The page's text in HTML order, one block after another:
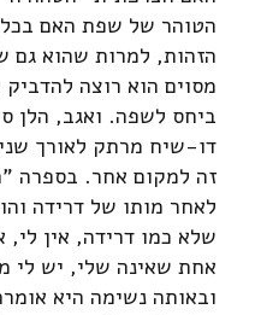
הטוהר של שפת האם
הזהות, למרות שהוא גם
מסוים הוא רוצה
ביחס לשפה. ואגב, הלן
דו-שיח מרתק לאורך
זה למקום אחר. בספרה
לאחר מותו של דרידה
שלא כמו דרידה, אין
אחת שאינה שלי, יש לי
ובאותה נשימה היא